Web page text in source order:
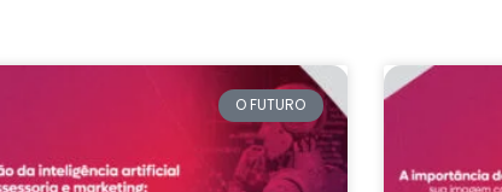
O FUTURO